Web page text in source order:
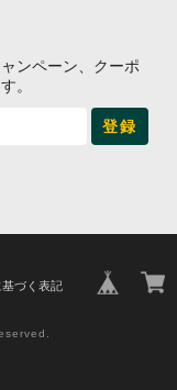
ンペーン、クーポ
。
登録
づく表記